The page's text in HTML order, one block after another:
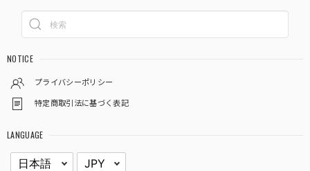
NOTICE
プライバシーポリシー
特定商取引法に基づく表記
LANGUAGE